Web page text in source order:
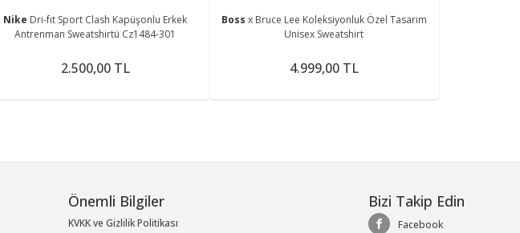
Nike Dri-fıt Sport Clash Kapüşonlu Erkek
Antrenman Sweatshirtü Cz1484-301
2.500,00 TL
Boss x Bruce Lee Koleksiyonluk Özel Tasarım
Unisex Sweatshirt
4.999,00 TL
Önemli Bilgiler
KVKK ve Gizlilik Politikası
Bizi Takip Edin
Facebook